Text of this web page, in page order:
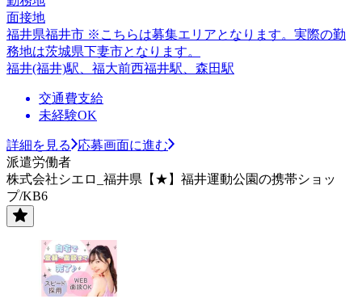
面接地
福井県福井市 ※こちらは募集エリアとなります。実際の勤
務地は茨城県下妻市となります。
福井(福井)駅、福大前西福井駅、森田駅
交通費支給
未経験OK
詳細を見る
応募画面に進む
派遣労働者
株式会社シエロ_福井県【★】福井運動公園の携帯ショッ
プ/KB6